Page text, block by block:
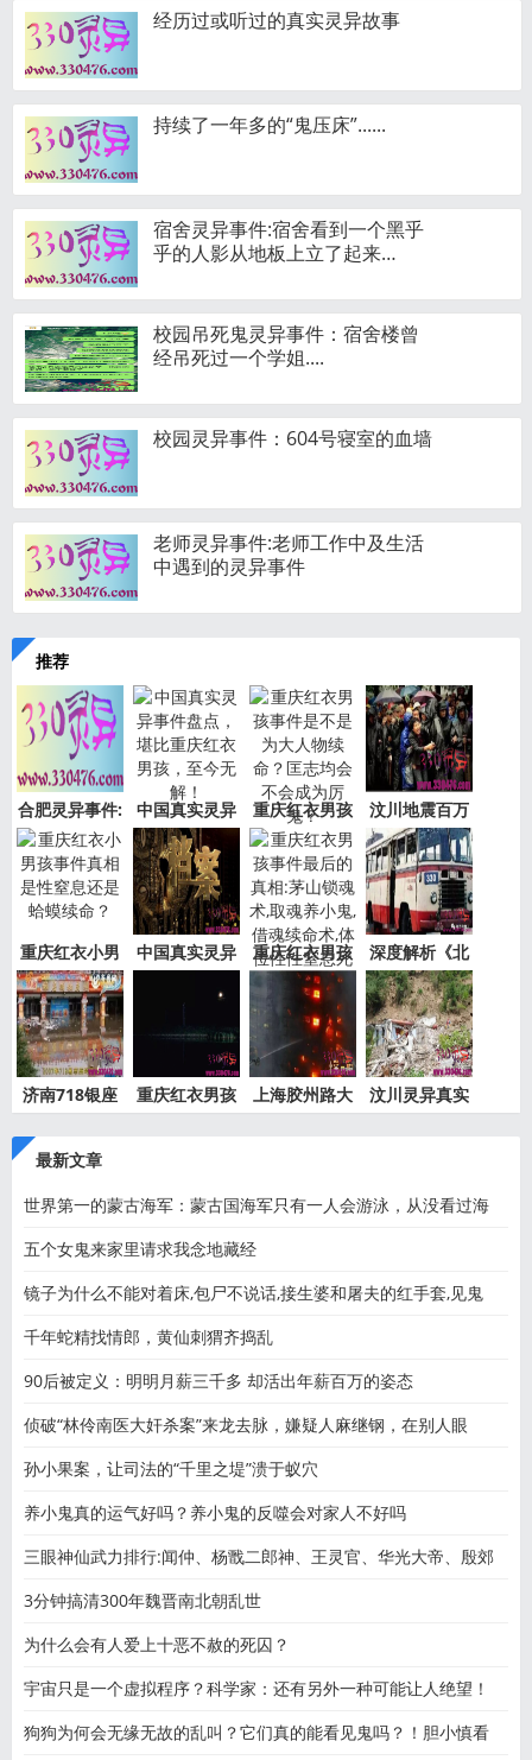
经历过或听过的真实灵异故事
持续了一年多的“鬼压床”......
宿舍灵异事件:宿舍看到一个黑乎
乎的人影从地板上立了起来…
校园吊死鬼灵异事件：宿舍楼曾
经吊死过一个学姐....
校园灵异事件：604号寝室的血墙
老师灵异事件:老师工作中及生活
中遇到的灵异事件
推荐
合肥灵异事件:
新加坡
中国真实灵异
事件盘
重庆红衣男孩
事件是
汶川地震百万
“阴兵
重庆红衣小男
孩事件
中国真实灵异
重庆红衣男孩
事件最
深度解析《北
京公交
济南718银座
重庆红衣男孩
上海胶州路大
汶川灵异真实
最新文章
世界第一的蒙古海军：蒙古国海军只有一人会游泳，从没看过海
五个女鬼来家里请求我念地藏经
镜子为什么不能对着床,包尸不说话,接生婆和屠夫的红手套,见鬼
千年蛇精找情郎，黄仙刺猬齐捣乱
90后被定义：明明月薪三千多 却活出年薪百万的姿态
侦破“林伶南医大奸杀案”来龙去脉，嫌疑人麻继钢，在别人眼
孙小果案，让司法的“千里之堤”溃于蚁穴
养小鬼真的运气好吗？养小鬼的反噬会对家人不好吗
三眼神仙武力排行:闻仲、杨戬二郎神、王灵官、华光大帝、殷郊
3分钟搞清300年魏晋南北朝乱世
为什么会有人爱上十恶不赦的死囚？
宇宙只是一个虚拟程序？科学家：还有另外一种可能让人绝望！
狗狗为何会无缘无故的乱叫？它们真的能看见鬼吗？！胆小慎看